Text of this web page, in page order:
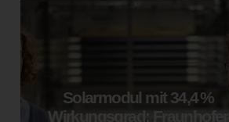
Solarmodul mit 34,4 %
Wirkungsgrad: Fraunhofer